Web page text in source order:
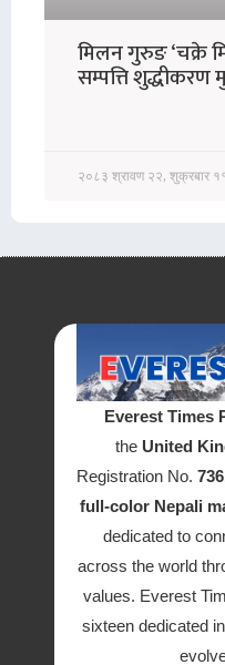
मिलन गुरुङ ‘चक्रे
सम्पत्ति शुद्धीकरण
२०८३ श्रावण २२, शुक्रबार
Everest Times
the United
Registration No.
full-color Nepali
dedicated to
across the world
values. Everest
sixteen dedicated